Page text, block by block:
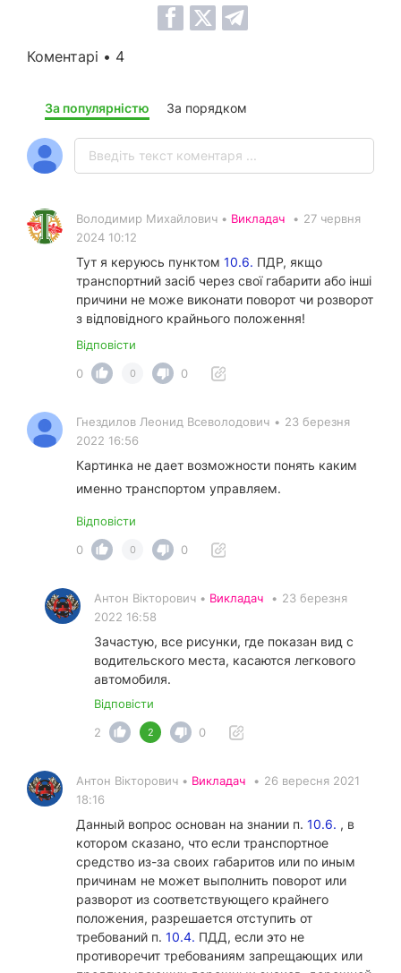
Коментарі • 4
За популярністю За порядком
Володимир Михайлович • Викладач • 27 червня
2024 10:12
Тут я керуюсь пунктом 10.6. ПДР, якщо
транспортний засіб через свої габарити або інші
причини не може виконати поворот чи розворот
з відповідного крайнього положення!
Відповісти
0
0 0
Гнездилов Леонид Всеволодович • 23 березня
2022 16:56
Картинка не дает возможности понять каким
именно транспортом управляем.
Відповісти
0
0 0
Антон Вікторович • Викладач • 23 березня
2022 16:58
Зачастую, все рисунки, где показан вид с
водительского места, касаются легкового
автомобиля.
Відповісти
2
2 0
Антон Вікторович • Викладач • 26 вересня 2021
18:16
Данный вопрос основан на знании п. 10.6. , в
котором сказано, что если транспортное
средство из-за своих габаритов или по иным
причинам не может выполнить поворот или
разворот из соответствующего крайнего
положения, разрешается отступить от
требований п. 10.4. ПДД, если это не
противоречит требованиям запрещающих или